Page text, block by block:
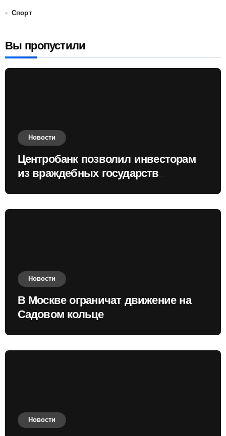
Спорт
Вы пропустили
Новости
Центробанк позволил инвесторам
из враждебных государств
Новости
В Москве ограничат движение на
Садовом кольце
Новости